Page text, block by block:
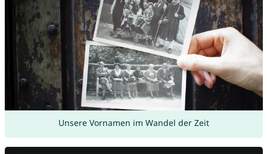
Unsere Vornamen im Wandel der Zeit